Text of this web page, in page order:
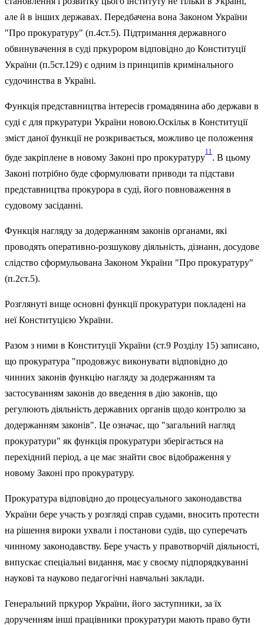
але й в інших державах. Передбачена вона Законом України
"Про прокуратуру" (п.4ст.5). Підтримання державного
обвинувачення в суді пркурором відповідно до Конституції
України (п.5ст.129) є одним із принципів кримінального
судочинства в Україні.
Функція представництва інтересів громадянина або держави в
суді є для пркуратури України новою.Оскільк в Конституції
зміст даної функції не розкривається, можливо це положення
буде закріплене в новому Законі про прокуратуру
11
. В цьому
Законі потрібно буде сформулювати приводи та підстави
представництва прокурора в суді, його повноваження в
судовому засіданні.
Функція нагляду за додержанням законів органами, які
проводять оперативно-розшукову діяльність, дізнанн, досудове
слідство сформульована Законом України "Про прокуратуру"
(п.2ст.5).
Розглянуті вище основні функції прокуратури покладені на
неї Конституцією України.
Разом з ними в Конституції України (ст.9 Розділу 15) записано,
що прокуратура "продовжує виконувати відповідно до
чинних законів функцію нагляду за додержанням та
застосуванням законів до введення в дію законів, що
регулюють діяльність державних органів щодо контролю за
додержанням законів". Це означає, що "загальний нагляд
прокуратури" як функція прокуратури зберігається на
перехідний період, а це має знайти своє відображення у
новому Законі про прокуратуру.
Прокуратура відповідно до процесуального законодавства
України бере участь у розгляді справ судами, вносить протести
на рішення вироки ухвали і постанови судів, що суперечать
чинному законодавству. Бере участь у правотворчій діяльності,
випускає спеціальні видання, має у своєму підпорядкуванні
наукові та науково педагогічні навчальні заклади.
Генеральний пркурор України, його заступники, за їх
дорученням інші працівники прокуратури мають право бути